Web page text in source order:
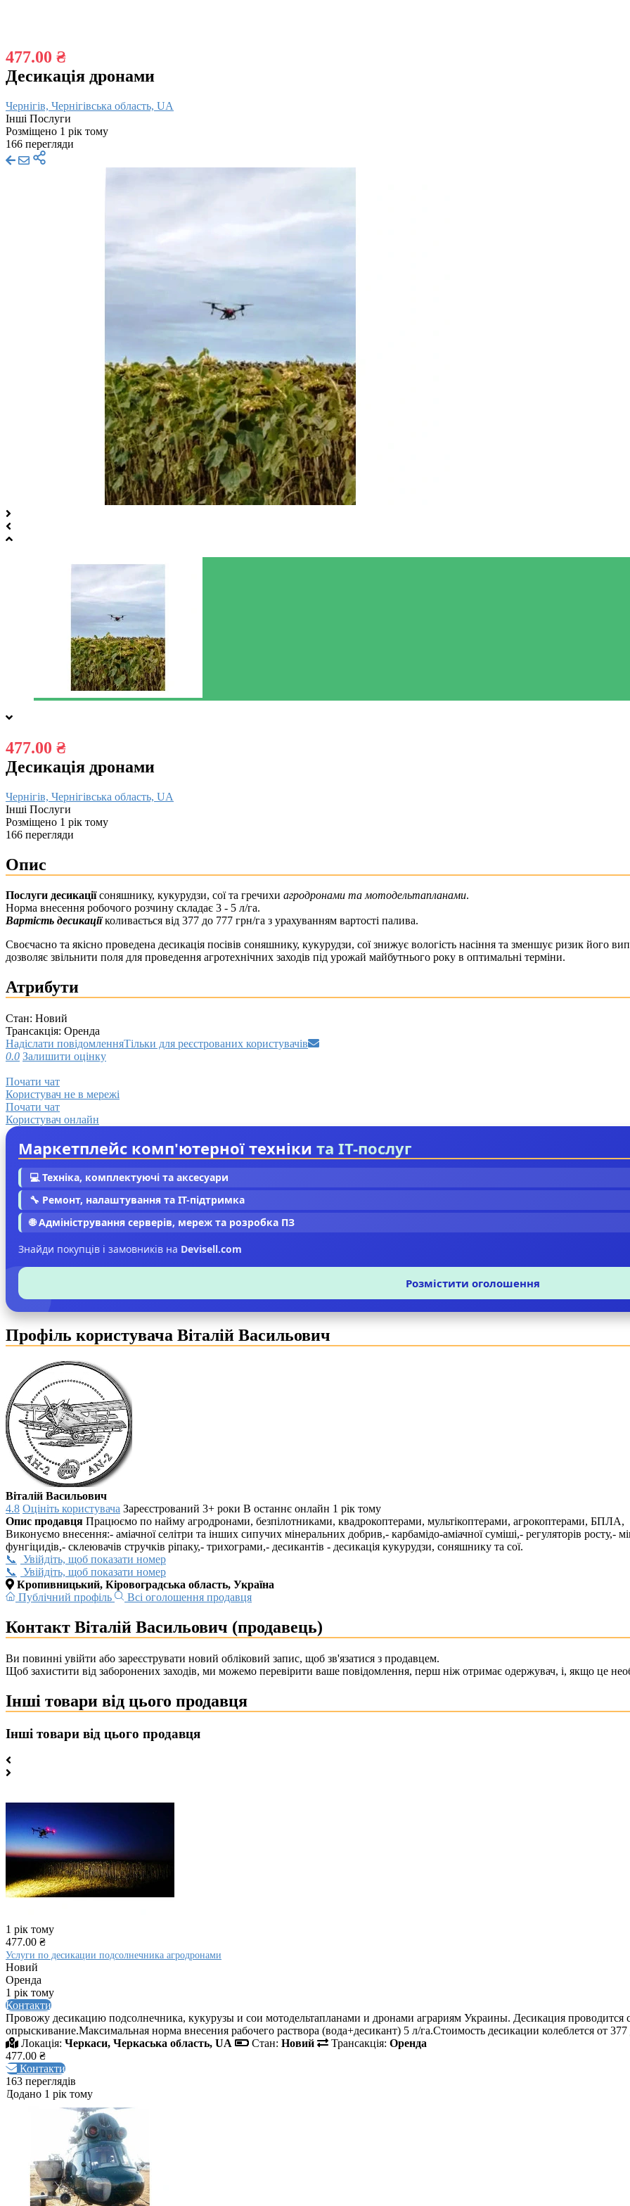
477.00 ₴
Десикація дронами
Чернігів, Чернігівська область, UA
Інші Послуги
Розміщено 1 рік тому
166 перегляди
477.00 ₴
Десикація дронами
Чернігів, Чернігівська область, UA
Інші Послуги
Розміщено 1 рік тому
166 перегляди
Опис
Послуги десикаціїсоняшнику, кукурудзи, сої та гречихи агродронами та мотодельтапланами.
Норма внесення робочого розчину складає 3 - 5 л/га.
Вартість десикаціїколивається від 377 до 777 грн/га з урахуванням вартості палива.
Своєчасно та якісно проведена десикація посівів соняшнику, кукурудзи, сої знижує вологість насіння та зменшує ризик його
дозволяє звільнити поля для проведення агротехнічних заходів під урожай майбутнього року в оптимальні терміни.
Атрибути
Стан: Новий
Трансакція: Оренда
Надіслати повідомленняТільки для реєстрованих користувачів
0.0 Залишити оцінку
Почати чат
Користувач не в мережі
Почати чат
Користувач онлайн
Маркетплейс комп'ютерної техніки та IT-послуг
💻 Техніка, комплектуючі та аксесуари
🔧 Ремонт, налаштування та IT-підтримка
🌐 Адміністрування серверів, мереж та розробка ПЗ
Знайди покупців і замовників на Devisell.com
Розмістити оголошення
Профіль користувача Віталій Васильович
Віталій Васильович
4.8 Оцініть користувача Зареєстрований 3+ роки В останнє онлайн 1 рік тому
Опис продавця Працюємо по найму агродронами, безпілотниками, квадрокоптерами, мультікоптерами, агрокоптерами, БПЛА,
Виконуємо внесення:- аміачної селітри та інших сипучих мінеральних добрив,- карбамідо-аміачної суміші,- регуляторів росту,-
фунгіцидів,- склеювачів стручків ріпаку,- трихограми,- десикантів - десикація кукурудзи, соняшнику та сої.
Увійдіть, щоб показати номер
Увійдіть, щоб показати номер
Кропивницький, Кіровоградська область, Україна
Публічний профіль
Всі оголошення продавця
Контакт Віталій Васильович (продавець)
Ви повинні увійти або зареєструвати новий обліковий запис, щоб зв'язатися з продавцем.
Щоб захистити від заборонених заходів, ми можемо перевірити ваше повідомлення, перш ніж отримає одержувач, і, якщо це
Інші товари від цього продавця
Інші товари від цього продавця
1 рік тому
477.00 ₴
Услуги по десикации подсолнечника агродронами
Новий
Оренда
1 рік тому
Контакти
Провожу десикацию подсолнечника, кукурузы и сои мотодельтапланами и дронами аграриям Украины. Десикация
опрыскивание.Максимальная норма внесения рабочего раствора (вода+десикант) 5 л/га.Стоимость десикации колеблется от
Локація: Черкаси, Черкаська область, UA Стан: Новий Трансакція: Оренда
477.00 ₴
Контакти
163 переглядів
Додано 1 рік тому